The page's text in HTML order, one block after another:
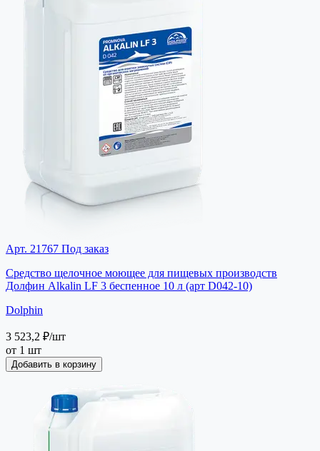
Арт. 21767 Под заказ
Средство щелочное моющее для пищевых производств
Долфин Alkalin LF 3 беспенное 10 л (арт D042-10)
Dolphin
3 523,2 ₽/шт
от 1 шт
Добавить в корзину